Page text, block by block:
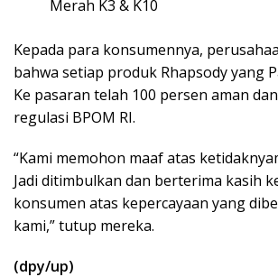
Merah K3 & K10
Kepada para konsumennya,
bahwa setiap produk Rhapsody yang
Ke pasaran telah 100 persen aman
regulasi BPOM RI.
“Kami memohon maaf atas
Jadi ditimbulkan dan berterima kasih
konsumen atas kepercayaan yang
kami,” tutup mereka.
(dpy/up)